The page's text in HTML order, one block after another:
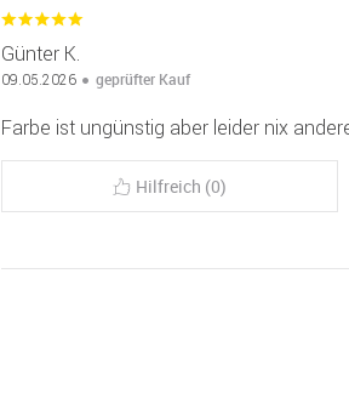
Günter K.
09.05.2026 geprüfter Kauf
Farbe ist ungünstig aber leider nix
Hilfreich (0)